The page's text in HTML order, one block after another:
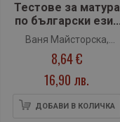
Тестове за матура
по български език
и литература (11. и
12. клас) – трето
издание (БГ
Учебник)
Ваня Майсторска,
Александър Емилов,
Мария Дъбравова,
Жанета Андреева
8,64 €
16,90 лв.
ДОБАВИ В КОЛИЧКА